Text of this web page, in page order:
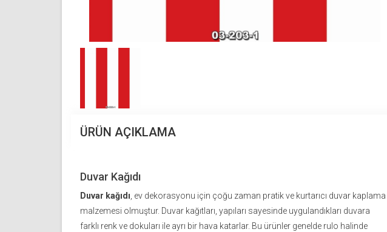
ÜRÜN AÇIKLAMA
Duvar Kağıdı
Duvar kağıdı, ev dekorasyonu için çoğu zaman pratik ve kurtarıcı duvar kaplama
malzemesi olmuştur. Duvar kağıtları, yapıları sayesinde uygulandıkları duvara
farklı renk ve dokuları ile ayrı bir hava katarlar. Bu ürünler genelde rulo halinde